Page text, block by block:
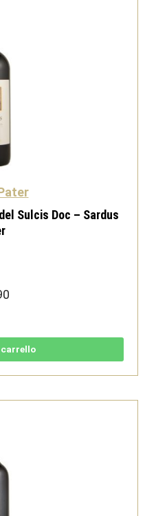
Sulcis Doc – Sardus